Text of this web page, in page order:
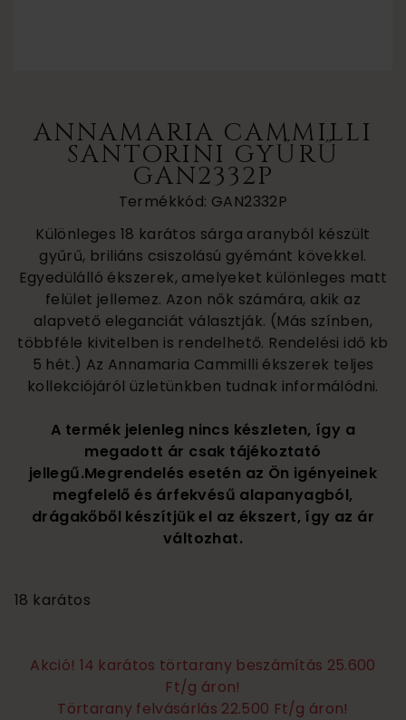
ANNAMARIA CAMMILLI
SANTORINI GYŰRŰ
GAN2332P
Termékkód: GAN2332P
Különleges 18 karátos sárga aranyból készült
gyűrű, briliáns csiszolású gyémánt kövekkel.
Egyedülálló ékszerek, amelyeket különleges matt
felület jellemez. Azon nők számára, akik az
alapvető eleganciát választják. (Más színben,
többféle kivitelben is rendelhető. Rendelési idő kb
5 hét.) Az Annamaria Cammilli ékszerek teljes
kollekciójáról üzletünkben tudnak informálódni.
A termék jelenleg nincs készleten, így a
megadott ár csak tájékoztató
jellegű.Megrendelés esetén az Ön igényeinek
megfelelő és árfekvésű alapanyagból,
drágakőből készítjük el az ékszert, így az ár
változhat.
18 karátos
Akció! 14 karátos törtarany beszámítás 25.600
Ft/g áron!
Törtarany felvásárlás 22.500 Ft/g áron!